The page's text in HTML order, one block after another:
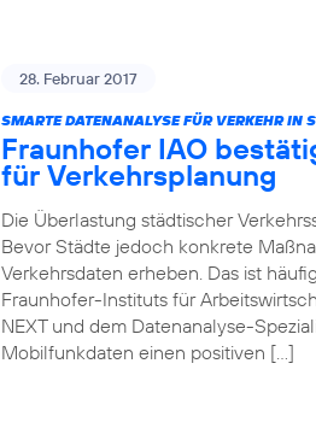
28. Februar 2017
SMARTE DATENANALYSE FÜR VERKEHR IN
Fraunhofer IAO
für Verkehrsplanung
Die Überlastung städtischer
Bevor Städte jedoch konkrete
Verkehrsdaten erheben. Das ist
Fraunhofer-Instituts für
NEXT und dem Datenanalyse-
Mobilfunkdaten einen positiven […]